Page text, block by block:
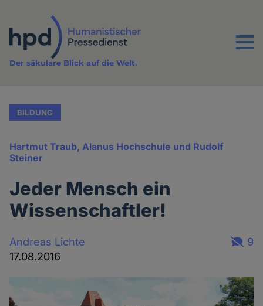
Inhalt
Menu
Der säkulare Blick auf die Welt.
BILDUNG
Hartmut Traub, Alanus Hochschule und Rudolf
Steiner
Jeder Mensch ein
Wissenschaftler!
Andreas Lichte
17.08.2016
9